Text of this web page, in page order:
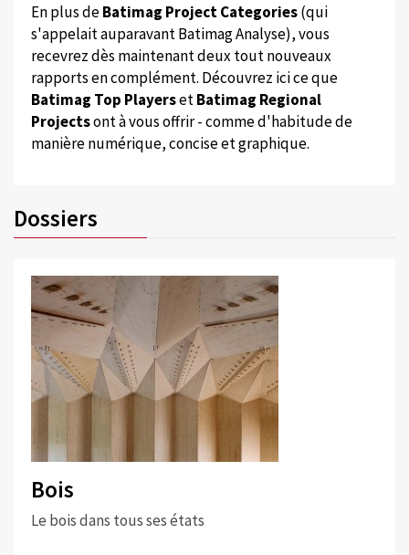
En plus deBatimag Project Categories(qui
s'appelait auparavant Batimag Analyse), vous
recevrez dès maintenant deux tout nouveaux
rapports en complément. Découvrez ici ce que
Batimag Top PlayersetBatimag Regional
Projectsont à vous offrir - comme d'habitude de
manière numérique, concise et graphique.
Dossiers
Bois
Le bois dans tous ses états